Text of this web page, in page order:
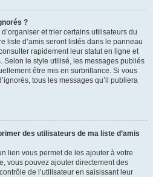
?
et trier certains utilisateurs du
liste d’amis seront listés dans le panneau
rapidement leur statut en ligne et
Selon le style utilisé, les messages publiés
être mis en surbrillance. Si vous
tous les messages qu’il publiera
des utilisateurs de ma liste d’amis
lien vous permet de les ajouter à votre
vous pouvez ajouter directement des
de l’utilisateur en saisissant leur